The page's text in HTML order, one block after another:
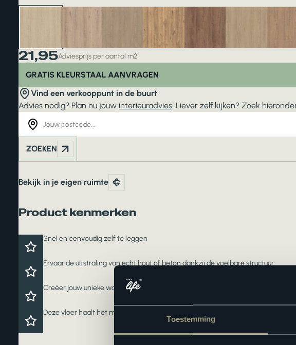
Toestemming
21,95Adviesprijs per aantal m2
GRATIS KLEURSTAAL AANVRAGEN
Vind een verkooppunt in de buurt
Advies nodig? Plan nu jouw interieuradvies. Liever zelf kijken? Zoek
ZOEKEN
Bekijk in je eigen ruimte
Product kenmerken
Snel en eenvoudig zelf te leggen
Ervaar de uitstraling van echt hout of beton dankzij de voelbare structuur
Creëer jouw unieke woonstijl met dit trendy decor en/of patroon
Deze vloer haalt het maximale uit jouw vloerverwarming en -koeling